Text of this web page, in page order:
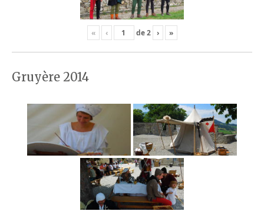
« ‹ de2 › »
Gruyère 2014